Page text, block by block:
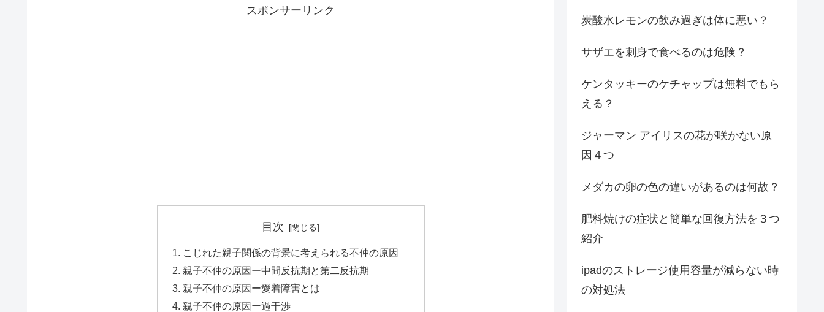
スポンサーリンク
目次
こじれた親子関係の背景に考えられる不仲の原因
親子不仲の原因ー中間反抗期と第二反抗期
親子不仲の原因ー愛着障害とは
親子不仲の原因ー過干渉
炭酸水レモンの飲み過ぎは体に悪い？
サザエを刺身で食べるのは危険？
ケンタッキーのケチャップは無料でもら
える？
ジャーマン アイリスの花が咲かない原
因４つ
メダカの卵の色の違いがあるのは何故？
肥料焼けの症状と簡単な回復方法を３つ
紹介
ipadのストレージ使用容量が減らない時
の対処法